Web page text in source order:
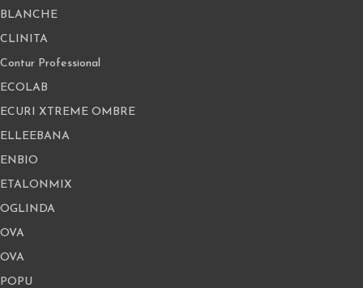
BLANCHE
CLINITA
Contur Professional
ECOLAB
ECURI XTREME OMBRE
ELLEEBANA
ENBIO
ETALONMIX
OGLINDA
OVA
OVA
POPU